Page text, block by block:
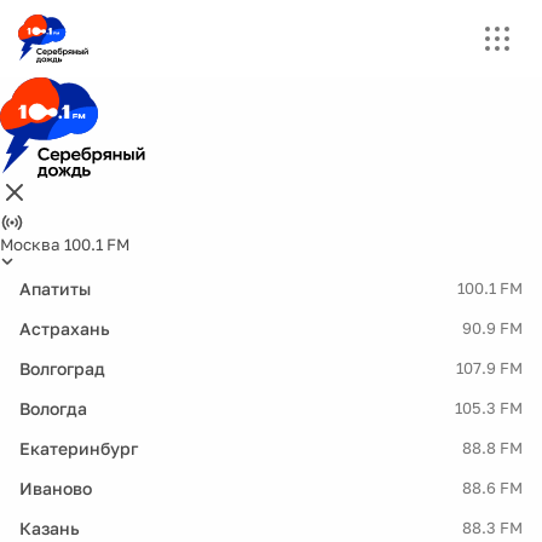
Москва 100.1 FM
Апатиты 100.1 FM
Астрахань 90.9 FM
Волгоград 107.9 FM
Вологда 105.3 FM
Екатеринбург 88.8 FM
Иваново 88.6 FM
Казань 88.3 FM